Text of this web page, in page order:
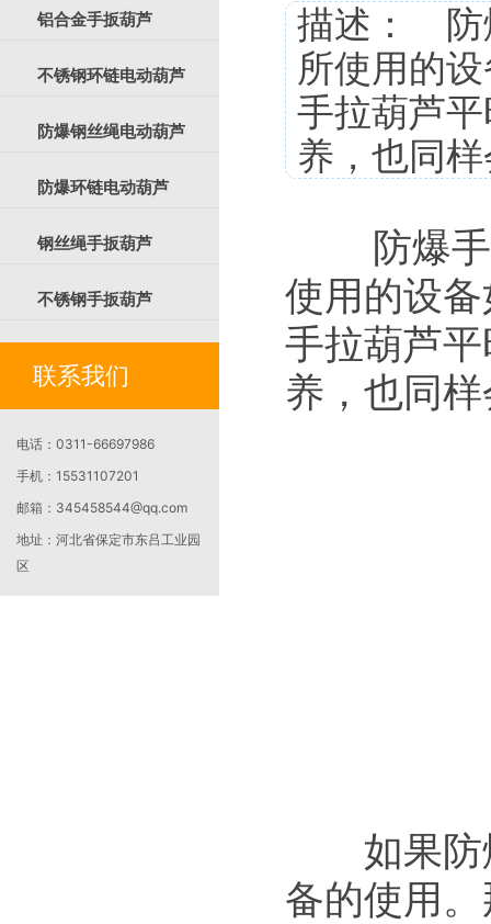
铝合金手扳葫芦
不锈钢环链电动葫芦
防爆钢丝绳电动葫芦
防爆环链电动葫芦
钢丝绳手扳葫芦
不锈钢手扳葫芦
联系我们
电话： 0311-66697986
手机： 15531107201
邮箱： 345458544@qq.com
地址： 河北省保定市东吕工业园
区
描述： 防
所使用的
手拉葫芦
养，也同
防爆手拉
使用的设
手拉葫芦
养，也同
如果防爆
备的使用